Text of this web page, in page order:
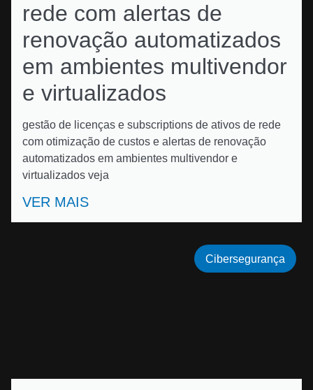
rede com alertas de
renovação automatizados
em ambientes multivendor
e virtualizados
gestão de licenças e subscriptions de ativos de rede
com otimização de custos e alertas de renovação
automatizados em ambientes multivendor e
virtualizados veja
VER MAIS
Cibersegurança